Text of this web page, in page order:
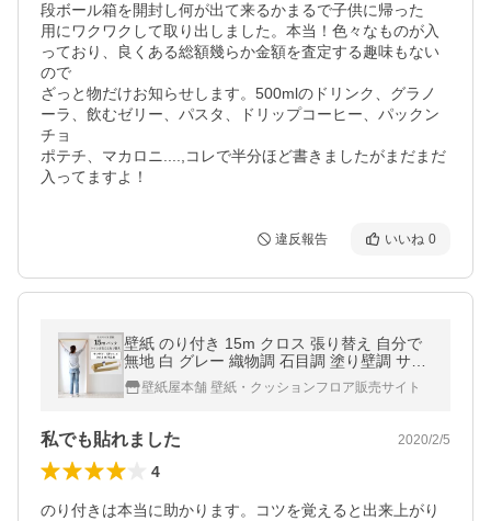
段ボール箱を開封し何が出て来るかまるで子供に帰った
用にワクワクして取り出しました。本当！色々なものが入
っており、良くある総額幾らか金額を査定する趣味もない
ので
ざっと物だけお知らせします。500mlのドリンク、グラノ
ーラ、飲むゼリー、パスタ、ドリップコーヒー、パックン
チョ
ポテチ、マカロニ....,コレで半分ほど書きましたがまだまだ
入ってますよ！
違反報告 いいね 0
壁紙 のり付き 15m クロス 張り替え 自分で
無地 白 グレー 織物調 石目調 塗り壁調 サン
ゲツ SP DIY おしゃれ
壁紙屋本舗 壁紙・クッションフロア販売サイト
私でも貼れました 2020/2/5
4
のり付きは本当に助かります。コツを覚えると出来上がり